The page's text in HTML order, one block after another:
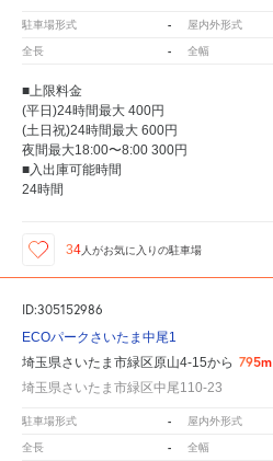
駐車場形式 - 屋内外形式
全長 - 全幅
■上限料金
(平日)24時間最大 400円
(土日祝)24時間最大 600円
夜間最大18:00〜8:00 300円
■入出庫可能時間
24時間
34 人がお気に入りの駐車場
ID:305152986
ECOパークさいたま中尾1
埼玉県さいたま市緑区原山4-15から 795m
埼玉県さいたま市緑区中尾110-23
駐車場形式 - 屋内外形式
全長 - 全幅